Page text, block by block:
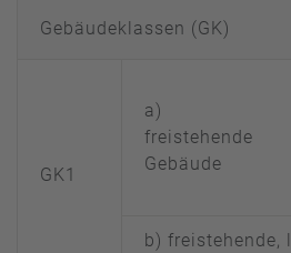
Gebäudeklassen (GK)
GK1
a)
freistehende
Gebäude
b) freistehende,